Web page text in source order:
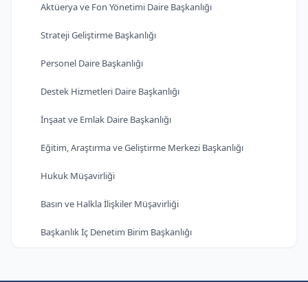
Aktüerya ve Fon Yönetimi Daire Başkanlığı
Strateji Geliştirme Başkanlığı
Personel Daire Başkanlığı
Destek Hizmetleri Daire Başkanlığı
İnşaat ve Emlak Daire Başkanlığı
Eğitim, Araştırma ve Geliştirme Merkezi Başkanlığı
Hukuk Müşavirliği
Basın ve Halkla İlişkiler Müşavirliği
Başkanlık İç Denetim Birim Başkanlığı